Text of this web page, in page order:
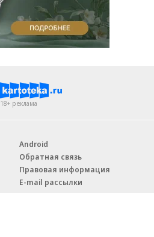
18+ реклама
Android
Обратная связь
Правовая информация
E-mail рассылки